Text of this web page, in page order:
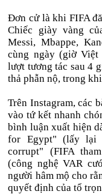
Đơn cử là khi FIFA
Chiếc giày vàng
Messi, Mbappe,
cùng ngày (giờ Việt
lượt tương tác sau 4
thả phẫn nộ, trong
Trên Instagram, các
vào tứ kết nhanh
bình luận xuất hiện
for Egypt" (lấy lại
corrupt" (FIFA
(công nghệ VAR
người hâm mộ cho
quyết định của tổ